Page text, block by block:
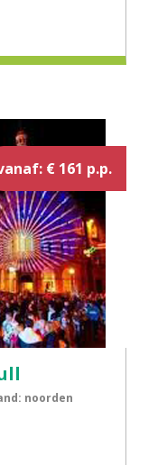
€ 161 p.p.
noorden